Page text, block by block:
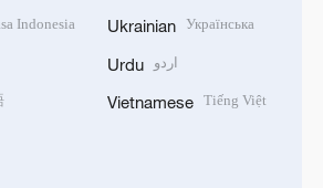
Indonesia Ukrainian Українська
Urdu اردو
Vietnamese Tiếng Việt